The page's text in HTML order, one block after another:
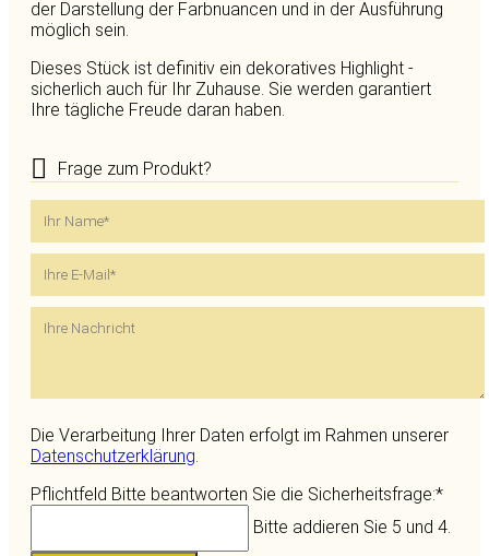
der Darstellung der Farbnuancen und in der Ausführung
möglich sein.
Dieses Stück ist definitiv ein dekoratives Highlight -
sicherlich auch für Ihr Zuhause. Sie werden garantiert
Ihre tägliche Freude daran haben.
Frage zum Produkt?
Die Verarbeitung Ihrer Daten erfolgt im Rahmen unserer
Datenschutzerklärung.
Pflichtfeld Bitte beantworten Sie die Sicherheitsfrage:*
Bitte addieren Sie 5 und 4.